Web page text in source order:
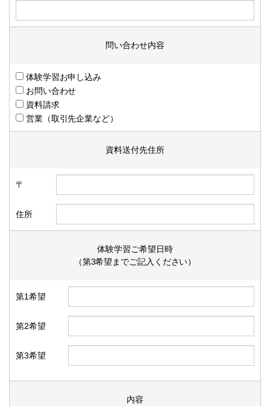
問い合わせ内容
体験学習お申し込み
お問い合わせ
資料請求
営業（取引先企業など）
資料送付先住所
〒
住所
体験学習ご希望日時
（第3希望までご記入ください）
第1希望
第2希望
第3希望
内容